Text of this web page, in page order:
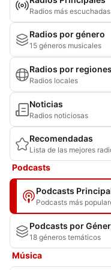
Radios más escuchadas
Radios por género
15 géneros musicales
Radios por regiones
Radios locales
Noticias
Radios noticiosas
Recomendadas
Lista de las mejores
Podcasts
Podcasts
Podcasts más
Podcasts por
18 géneros temáticos
Música